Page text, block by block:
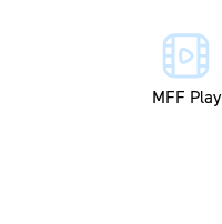
MFF Play